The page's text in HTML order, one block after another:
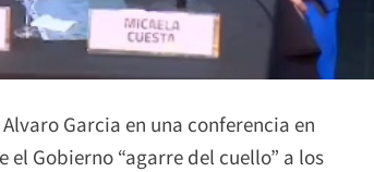
Garcia en una conferencia en
Gobierno “agarre del cuello” a los